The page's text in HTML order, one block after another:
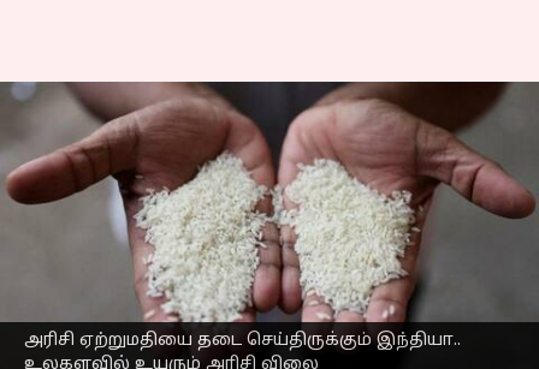
அரிசி ஏற்றுமதியை தடை செய்திருக்கும் இந்தியா..
உலகளவில் உயரும் அரிசி விலை
அரிசி ஏற்றுமதியை தடை
செய்திருக்கும் இந்தியா..
உலகளவில் உயரும் அரிசி
விலை!
Prasanna Venkatesh Sep 03, 2023 05:26 pm
செய்தி முன்னோட்டம்